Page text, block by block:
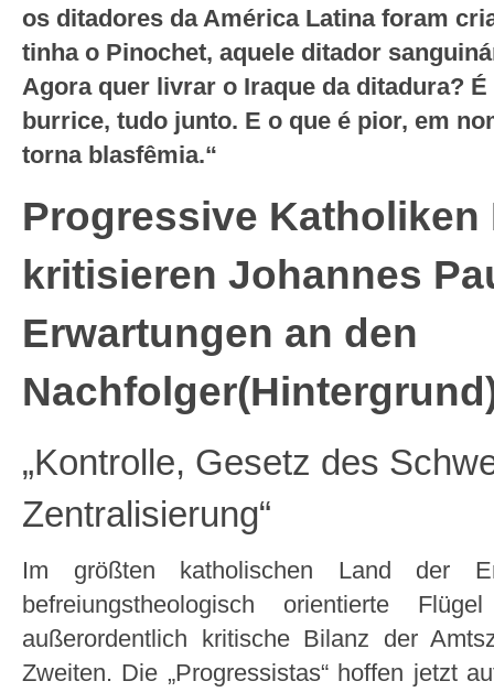
os ditadores da América Latina foram
tinha o Pinochet, aquele ditador
Agora quer livrar o Iraque da ditadura?
burrice, tudo junto. E o que é pior, em
torna blasfêmia.“
Progressive
kritisieren Johannes
Erwartungen an den
„Kontrolle, Gesetz des
Zentralisierung“
Im größten katholischen Land der
befreiungstheologisch orientierte
außerordentlich kritische Bilanz der
Zweiten. Die „Progressistas“ hoffen jetzt